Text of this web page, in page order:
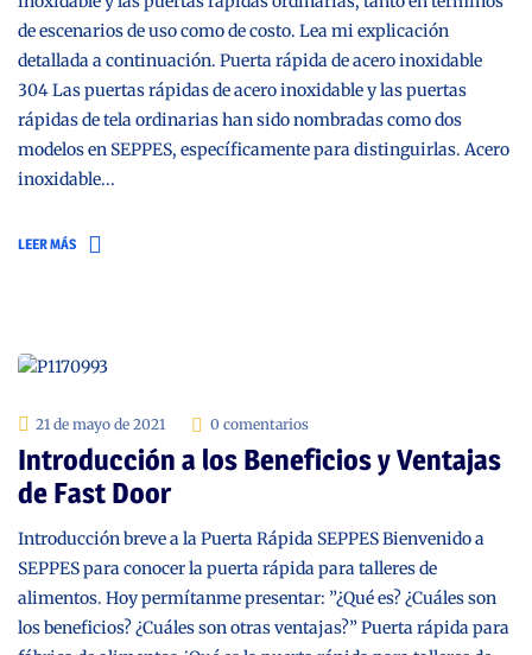
de escenarios de uso como de costo. Lea mi explicación
detallada a continuación. Puerta rápida de acero inoxidable
304 Las puertas rápidas de acero inoxidable y las puertas
rápidas de tela ordinarias han sido nombradas como dos
modelos en SEPPES, específicamente para distinguirlas. Acero
inoxidable...
LEER MÁS
21 de mayo de 2021 0 comentarios
Introducción a los Beneficios y Ventajas
de Fast Door
Introducción breve a la Puerta Rápida SEPPES Bienvenido a
SEPPES para conocer la puerta rápida para talleres de
alimentos. Hoy permítanme presentar: ”¿Qué es? ¿Cuáles son
los beneficios? ¿Cuáles son otras ventajas?” Puerta rápida para